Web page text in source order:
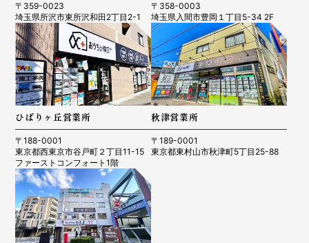
〒359-0023
埼玉県所沢市東所沢和田2丁目2-1
〒358-0003
埼玉県入間市豊岡１丁目5-34 2F
ひばりヶ丘営業所
〒188-0001
東京都西東京市谷戸町２丁目11-15
ファーストコンフォート1階
秋津営業所
〒189-0001
東京都東村山市秋津町5丁目25-88